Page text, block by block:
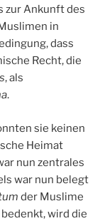
zur Ankunft des
in
dass
Recht, die
, als
.
sie keinen
Heimat
nun zentrales
war nun belegt
der Muslime
wird die